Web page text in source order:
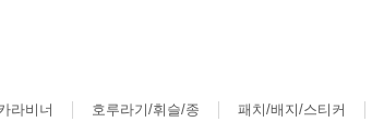
라비너 호루라기/휘슬/종 패치/배지/스티커